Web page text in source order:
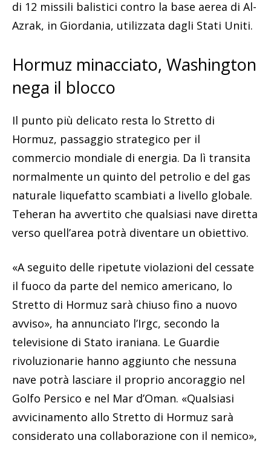
di 12 missili balistici contro la base aerea di Al-
Azrak, in Giordania, utilizzata dagli Stati Uniti.
Hormuz minacciato, Washington
nega il blocco
Il punto più delicato resta lo Stretto di
Hormuz, passaggio strategico per il
commercio mondiale di energia. Da lì transita
normalmente un quinto del petrolio e del gas
naturale liquefatto scambiati a livello globale.
Teheran ha avvertito che qualsiasi nave diretta
verso quell’area potrà diventare un obiettivo.
«A seguito delle ripetute violazioni del cessate
il fuoco da parte del nemico americano, lo
Stretto di Hormuz sarà chiuso fino a nuovo
avviso», ha annunciato l’Irgc, secondo la
televisione di Stato iraniana. Le Guardie
rivoluzionarie hanno aggiunto che nessuna
nave potrà lasciare il proprio ancoraggio nel
Golfo Persico e nel Mar d’Oman. «Qualsiasi
avvicinamento allo Stretto di Hormuz sarà
considerato una collaborazione con il nemico»,